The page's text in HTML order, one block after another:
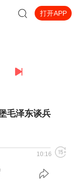
打开APP
毛泽东谈兵
10:16